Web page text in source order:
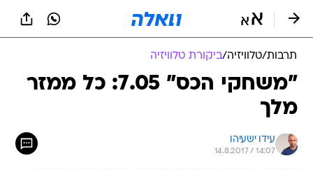
תרבות/טלוויזיה/ביקורת טלוויזיה
"משחקי הכס" 7.05: כל ממזר
מלך
עידו ישעיהו
14.8.2017 / 14:07